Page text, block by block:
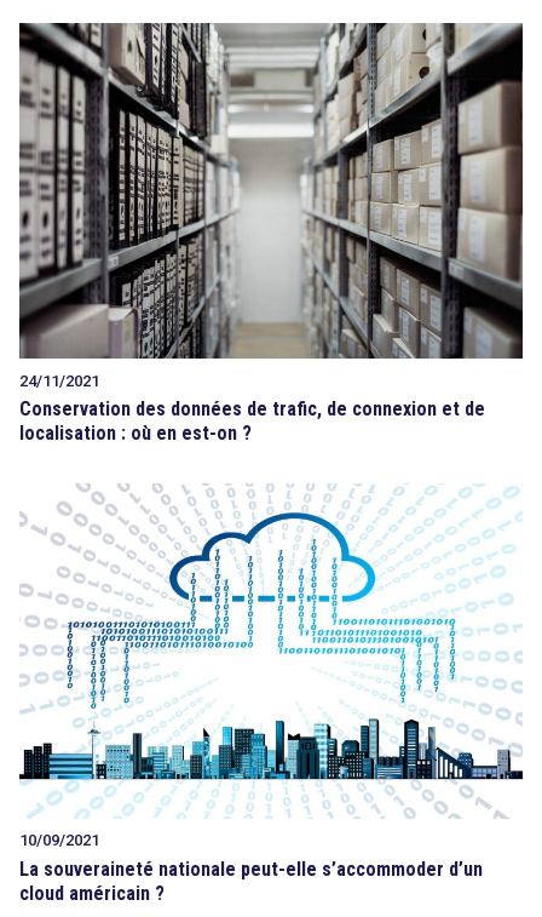
24/11/2021
Conservation des données de trafic, de connexion et de
localisation : où en est-on ?
10/09/2021
La souveraineté nationale peut-elle s’accommoder d’un
cloud américain ?